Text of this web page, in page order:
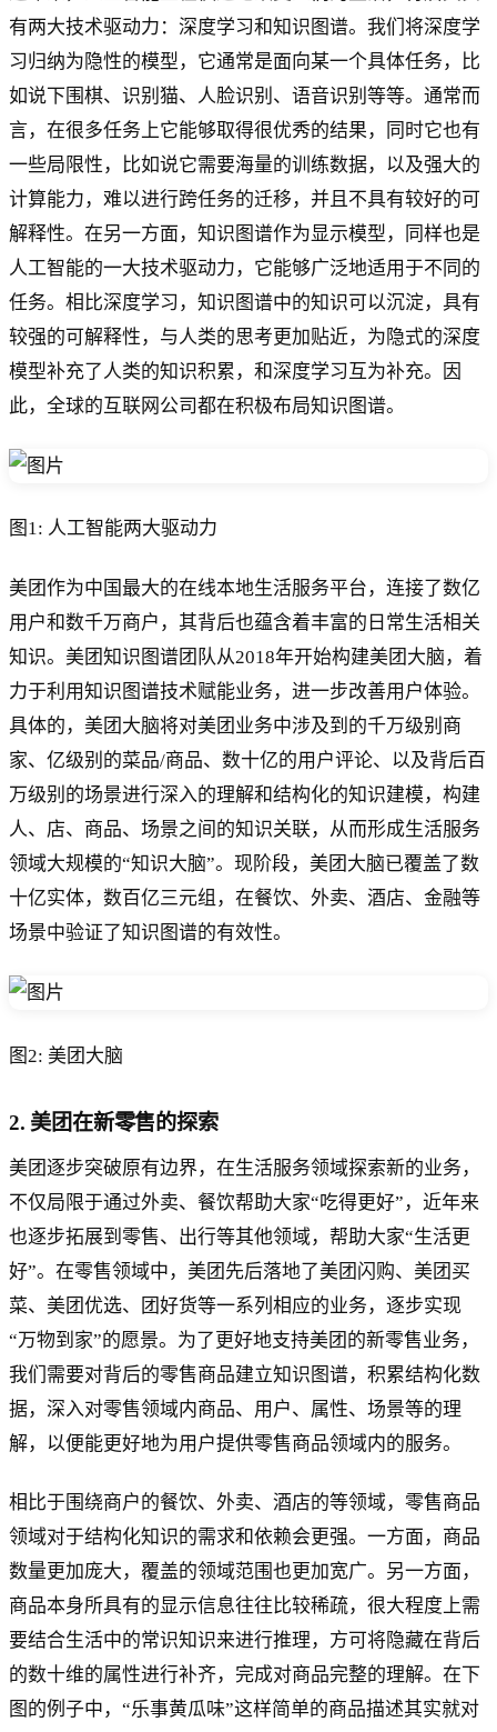
有两大技术驱动力：深度学习和知识图谱。我们将深度学
习归纳为隐性的模型，它通常是面向某一个具体任务，比
如说下围棋、识别猫、人脸识别、语音识别等等。通常而
言，在很多任务上它能够取得很优秀的结果，同时它也有
一些局限性，比如说它需要海量的训练数据，以及强大的
计算能力，难以进行跨任务的迁移，并且不具有较好的可
解释性。在另一方面，知识图谱作为显示模型，同样也是
人工智能的一大技术驱动力，它能够广泛地适用于不同的
任务。相比深度学习，知识图谱中的知识可以沉淀，具有
较强的可解释性，与人类的思考更加贴近，为隐式的深度
模型补充了人类的知识积累，和深度学习互为补充。因
此，全球的互联网公司都在积极布局知识图谱。
图1: 人工智能两大驱动力
美团作为中国最大的在线本地生活服务平台，连接了数亿
用户和数千万商户，其背后也蕴含着丰富的日常生活相关
知识。美团知识图谱团队从2018年开始构建美团大脑，着
力于利用知识图谱技术赋能业务，进一步改善用户体验。
具体的，美团大脑将对美团业务中涉及到的千万级别商
家、亿级别的菜品/商品、数十亿的用户评论、以及背后百
万级别的场景进行深入的理解和结构化的知识建模，构建
人、店、商品、场景之间的知识关联，从而形成生活服务
领域大规模的“知识大脑”。现阶段，美团大脑已覆盖了数
十亿实体，数百亿三元组，在餐饮、外卖、酒店、金融等
场景中验证了知识图谱的有效性。
图2: 美团大脑
2. 美团在新零售的探索
美团逐步突破原有边界，在生活服务领域探索新的业务，
不仅局限于通过外卖、餐饮帮助大家“吃得更好”，近年来
也逐步拓展到零售、出行等其他领域，帮助大家“生活更
好”。在零售领域中，美团先后落地了美团闪购、美团买
菜、美团优选、团好货等一系列相应的业务，逐步实现
“万物到家”的愿景。为了更好地支持美团的新零售业务，
我们需要对背后的零售商品建立知识图谱，积累结构化数
据，深入对零售领域内商品、用户、属性、场景等的理
解，以便能更好地为用户提供零售商品领域内的服务。
相比于围绕商户的餐饮、外卖、酒店的等领域，零售商品
领域对于结构化知识的需求和依赖会更强。一方面，商品
数量更加庞大，覆盖的领域范围也更加宽广。另一方面，
商品本身所具有的显示信息往往比较稀疏，很大程度上需
要结合生活中的常识知识来进行推理，方可将隐藏在背后
的数十维的属性进行补齐，完成对商品完整的理解。在下
图的例子中，“乐事黄瓜味”这样简单的商品描述其实就对